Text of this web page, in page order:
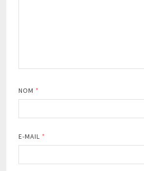
NOM *
E-MAIL *